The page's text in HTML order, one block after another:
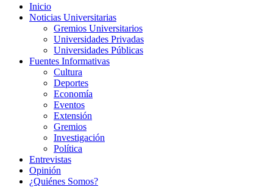
Menú
principal
Inicio
Noticias Universitarias
Gremios Universitarios
Universidades Privadas
Universidades Públicas
Fuentes Informativas
Cultura
Deportes
Economía
Eventos
Extensión
Gremios
Investigación
Política
Entrevistas
Opinión
¿Quiénes Somos?